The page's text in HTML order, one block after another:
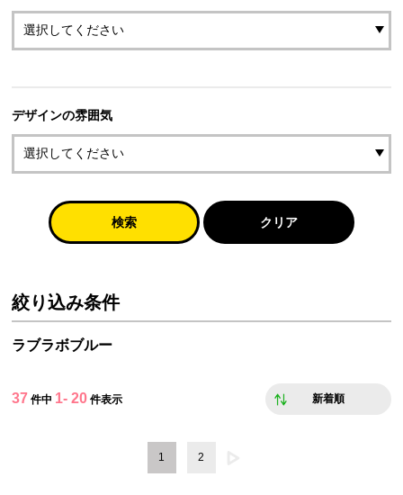
デザインの雰囲気
検索 クリア
絞り込み条件
ラブラボブルー
37 件中 1- 20 件表示 新着順
1 2